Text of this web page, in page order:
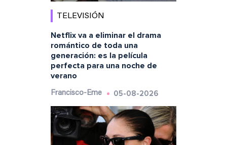
TELEVISIÓN
Netflix va a eliminar el drama
romántico de toda una
generación: es la película
perfecta para una noche de
verano
Francisco-Eme 05-08-2026